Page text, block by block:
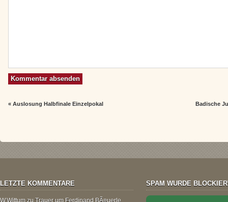
«Auslosung Halbfinale Einzelpokal Badische
LETZTE KOMMENTARE
W.Wittum zu Trauer um Ferdinand BÃ¤uerle
SPAM WURDE